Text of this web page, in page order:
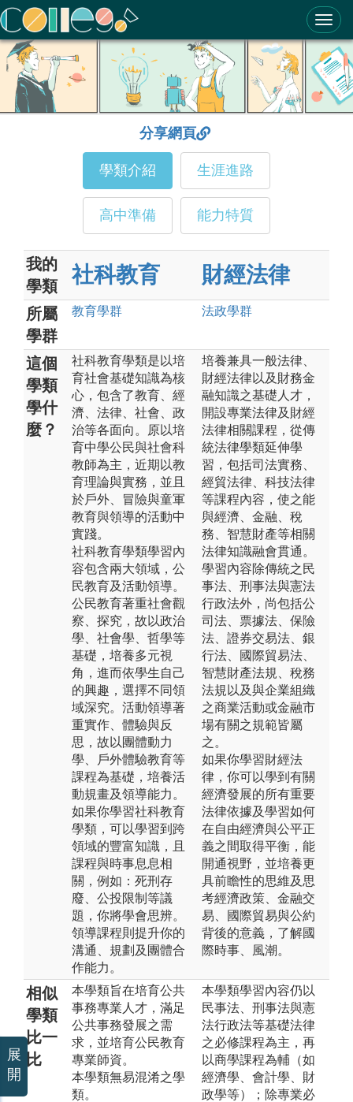
ColleGo! 大學選才與高中育才輔助系統
分享網頁
學類介紹 生涯進路
高中準備 能力特質
我的
學類
社科教育 財經法律
所屬
學群
教育學群 法政學群
這個
學類
學什
麼？
社科教育學類是以培
育社會基礎知識為核
心，包含了教育、經
濟、法律、社會、政
治等各面向。原以培
育中學公民與社會科
教師為主，近期以教
育理論與實務，並且
於戶外、冒險與童軍
教育與領導的活動中
實踐。
社科教育學類學習內
容包含兩大領域，公
民教育及活動領導。
公民教育著重社會觀
察、探究，故以政治
學、社會學、哲學等
基礎，培養多元視
角，進而依學生自己
的興趣，選擇不同領
域深究。活動領導著
重實作、體驗與反
思，故以團體動力
學、戶外體驗教育等
課程為基礎，培養活
動規畫及領導能力。
如果你學習社科教育
學類，可以學習到跨
領域的豐富知識，且
課程與時事息息相
關，例如：死刑存
廢、公投限制等議
題，你將學會思辨。
領導課程則提升你的
溝通、規劃及團體合
作能力。
培養兼具一般法律、
財經法律以及財務金
融知識之基礎人才，
開設專業法律及財經
法律相關課程，從傳
統法律學類延伸學
習，包括司法實務、
經貿法律、科技法律
等課程內容，使之能
與經濟、金融、稅
務、智慧財產等相關
法律知識融會貫通。
學習內容除傳統之民
事法、刑事法與憲法
行政法外，尚包括公
司法、票據法、保險
法、證券交易法、銀
行法、國際貿易法、
智慧財產法規、稅務
法規以及與企業組織
之商業活動或金融市
場有關之規範皆屬
之。
如果你學習財經法
律，你可以學到有關
經濟發展的所有重要
法律依據及學習如何
在自由經濟與公平正
義之間取得平衡，能
開通視野，並培養更
具前瞻性的思維及思
考經濟政策、金融交
易、國際貿易與公約
背後的意義，了解國
際時事、風潮。
相似
學類
比一
比
本學類旨在培育公共
事務專業人才，滿足
公共事務發展之需
求，並培育公民教育
專業師資。
本學類無易混淆之學
類。
本學類學習內容仍以
民事法、刑事法與憲
法行政法等基礎法律
之必修課程為主，再
以商學課程為輔（如
經濟學、會計學、財
政學等）；除專業必
展
開